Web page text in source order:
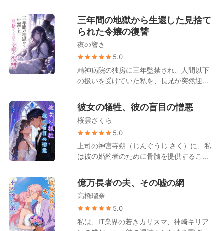
うで、彼が笑う。 残酷で、醜い笑い声。
「そんなに辛いなら、その屋上から飛び降
りればいい。お似合いの結末だ」 「わかっ
た」 と、私は囁いた。 そして、私はビル
の縁から、何もない空へと足を踏み出し
た。
織は私に暴行の濡れ衣を着せた。 私を守る
と誓ったはずの蓮は、私が床に血を流して
倒れるまで、鞭で打たせた。 そして香織は
蓮の祖父を殺害し、その罪を私になすりつ
院に放り込み、朽ち果てさせようとした。
彼は一度として、彼女の嘘を疑わなかっ
いとも簡単に捨てたのだ。 でも、彼らは一
つ忘れていた。 私はただの遠野詩織（とお
の しおり）、無力な孤児ではない。 私は
西園寺暁（さいおんじ あきら）。 巨大財
閥の令嬢なのだから。 あの地獄から救い出
された後、私は自分の死を偽装し、姿を消
い人生を、今度こそ自分のために生きるた
めに。
ある日突然、彼が実は記憶を失っていなか
ったことを知ってしまう。さらに、彼と本
命と呼ばれる女こそが、自分の父を死に追
いやった真犯人であることも――。 彼女は
胸の痛みに耐えながら証拠を集め、2人の
結婚式当日、彼らをそのまま牢獄へと送り
込む。 その時になってようやく、彼は気づ
く。本当に愛していたのは、最初から彼女
ど、雑草よりも無価値。彼女はとっくに、
彼を捨て去っていた。
三年間の地獄から生還した見捨て
られた令嬢の復讐
夜の響き
5.0
精神病院の独房に三年監禁され、人間以下
の扱いを受けていた私を、長兄が突然迎え
者の婚約パーティーで、三年前の事件を全
列席者の前で土下座して謝罪させることだ
った。 会場の裏で次兄に首を絞められ殺さ
れかけた私を見て、母は心配するどころか
世間体を気にして、汚い物でも扱うかのよ
うにスカーフを投げつけ痣を隠すよう命じ
めの使い捨ての道具でしかなかった。 三年
前、私を罠にはめ、身を裂くような苦痛の
地獄へ突き落としたのは他でもない彼らだ
にあった家族への僅かな情はすでに完全に
彼女の犠牲、彼の盲目の憎悪
桜雲さくら
5.0
上司の神宮寺朔（じんぐうじ さく）に、私
は彼の婚約者のために骨髄を提供すること
怖がったからだ。 7年間、私は幼馴染だっ
た男のアシスタントを務めてきた。 今では
私を憎悪する、その男の。 でも、彼の婚約
者、姫川玲奈（ひめかわ れいな）が欲しが
ったのは、私の骨髄だけじゃなかった。 彼
女は、私に消えてほしかった。 彼女は私
億万長者の夫、その嘘の網
高橋瑠奈
5.0
私は、IT業界の若きカリスマ、神崎キリア